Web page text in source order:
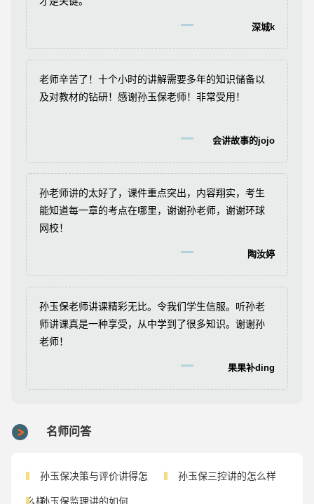
深城k
老师辛苦了！十个小时的讲解需要多年的知识储备以
及对教材的钻研！感谢孙玉保老师！非常受用！
会讲故事的jojo
孙老师讲的太好了，课件重点突出，内容翔实，考生
能知道每一章的考点在哪里，谢谢孙老师，谢谢环球
网校！
陶汝婷
孙玉保老师讲课精彩无比。令我们学生信服。听孙老
师讲课真是一种享受，从中学到了很多知识。谢谢孙
老师！
果果补ding
名师问答
孙玉保决策与评价讲得怎
么样
孙玉保三控讲的怎么样
孙玉保监理讲的如何